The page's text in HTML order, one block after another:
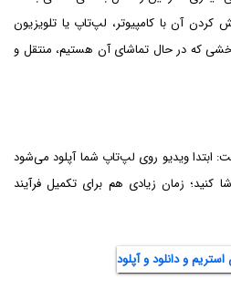
آن با کامپیوتر، لپ‌تاپ یا تلویزیون
که در حال تماشای آن هستیم، منتقل و
حالت اول در تصویر زیر اینگونه است: ابتدا ویدیو روی لپ‌تاپ شما آپلود می‌‎شود
زمان زیادی هم برای تکمیل فرآیند